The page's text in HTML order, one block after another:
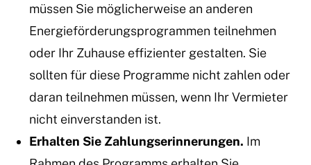
müssen Sie möglicherweise an anderen
Energieförderungsprogrammen teilnehmen
oder Ihr Zuhause effizienter gestalten. Sie
sollten für diese Programme nicht zahlen oder
daran teilnehmen müssen, wenn Ihr Vermieter
nicht einverstanden ist.
Erhalten Sie Zahlungserinnerungen. Im